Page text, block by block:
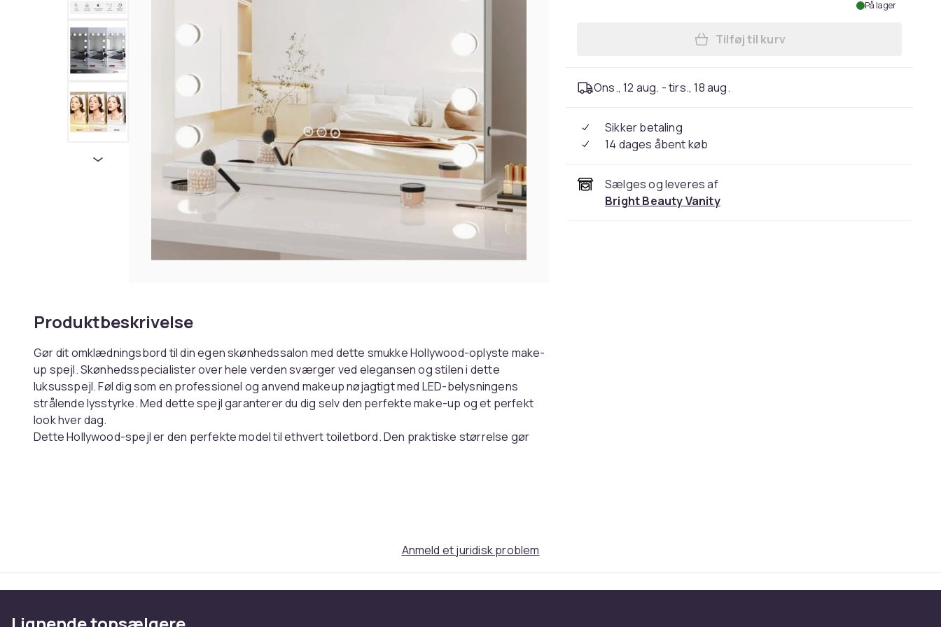
Produktbeskrivelse
Gør dit omklædningsbord til din egen skønhedssalon med dette smukke Hollywood-oplyste make-
up spejl. Skønhedsspecialister over hele verden sværger ved elegansen og stilen i dette
luksusspejl. Føl dig som en professionel og anvend makeup nøjagtigt med LED-belysningens
strålende lysstyrke. Med dette spejl garanterer du dig selv den perfekte make-up og et perfekt
look hver dag.
Dette Hollywood-spejl er den perfekte model til ethvert toiletbord. Den praktiske størrelse gør
Lysindstillinger (varmt) dagslys (4000K) / mellem lys (5000K) / hvidt lys (6000K)
Lysstyrken for de forskellige lysindstillinger kan let justeres med den svage indstilling
Formonterede LED-lamper med en levetid på 50.000 brændtimer
På lager
Læg Bright Beauty Vanity Namira -
Tilføj til kurv
Ons., 12 aug. - tirs., 18 aug.
Sikker betaling
14 dages åbent køb
Sælges og leveres af
Bright Beauty Vanity
Anmeld et juridisk problem